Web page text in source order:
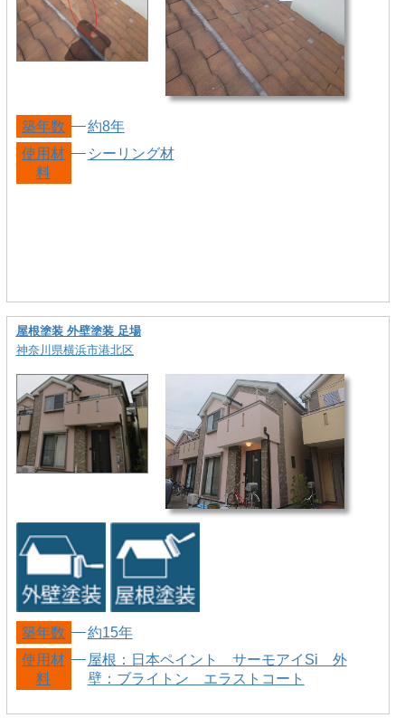
築年数
約8年
使用材
料
シーリング材
屋根塗装 外壁塗装 足場
神奈川県横浜市港北区
築年数
約15年
使用材
料
屋根：日本ペイント サーモアイSi 外
壁：ブライトン エラストコート